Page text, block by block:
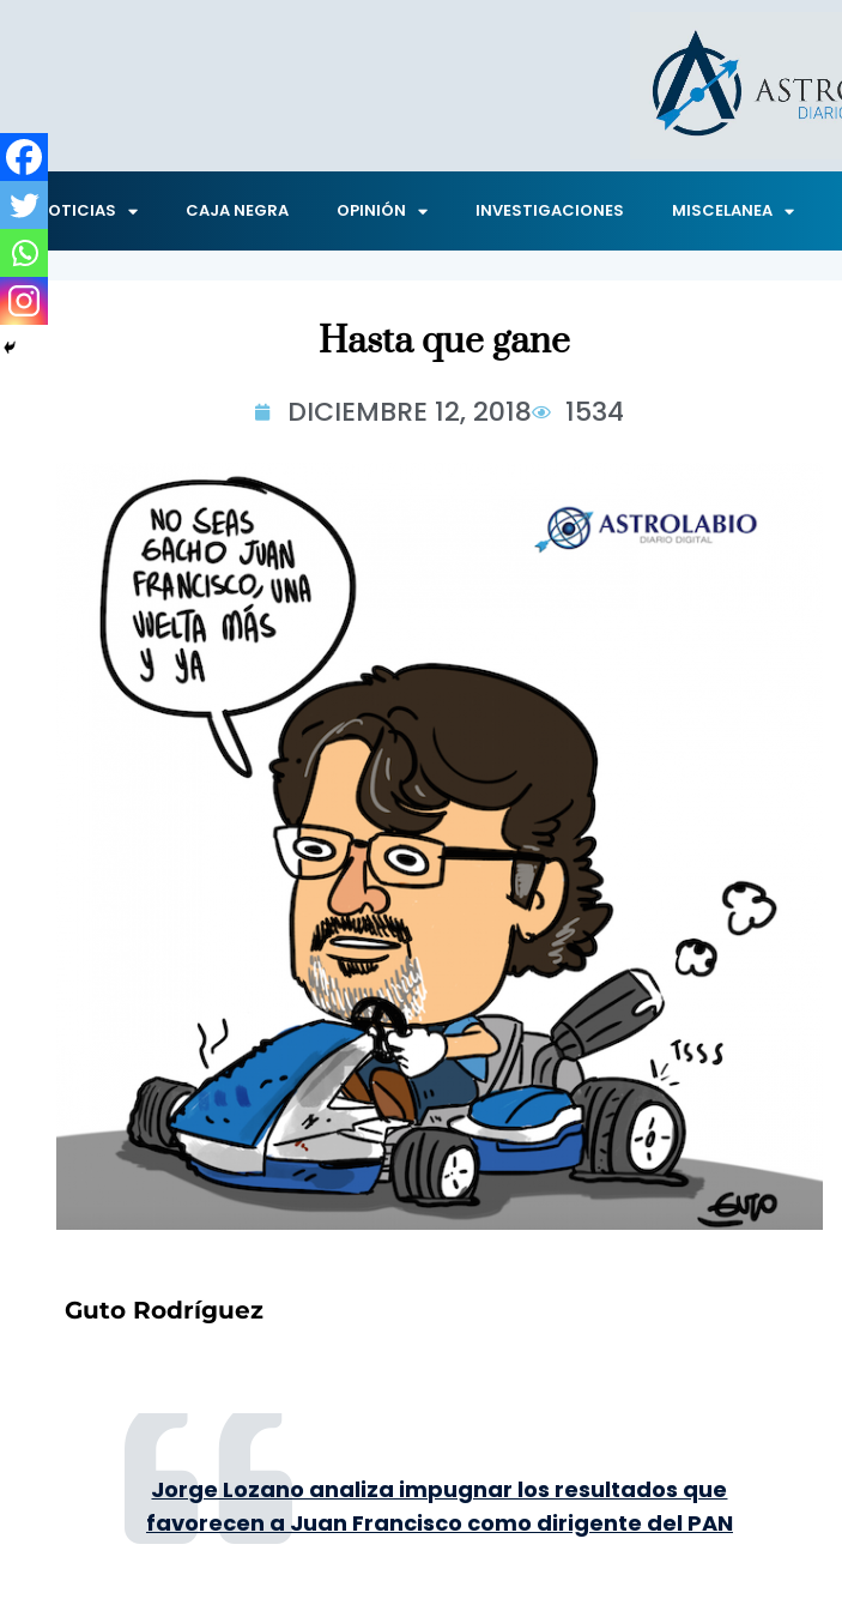
NOTICIAS CAJA NEGRA OPINIÓN INVESTIGACIONES MISCELANEA
Hasta que gane
DICIEMBRE 12, 2018 1534
Guto Rodríguez
Jorge Lozano analiza impugnar los resultados que
favorecen a Juan Francisco como dirigente del PAN